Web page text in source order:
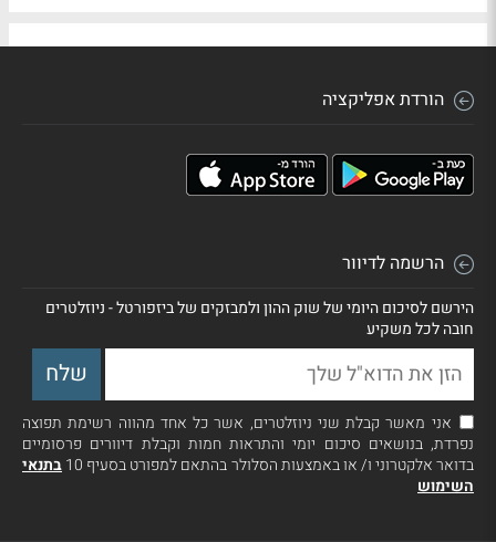
הורדת אפליקציה
הרשמה לדיוור
הירשם לסיכום היומי של שוק ההון ולמבזקים של ביזפורטל - ניוזלטרים
חובה לכל משקיע
אני מאשר קבלת שני ניוזלטרים, אשר כל אחד מהווה רשימת תפוצה
נפרדת, בנושאים סיכום יומי והתראות חמות וקבלת דיוורים פרסומיים
בדואר אלקטרוני ו/ או באמצעות הסלולר בהתאם למפורט בסעיף 10
בתנאי
השימוש